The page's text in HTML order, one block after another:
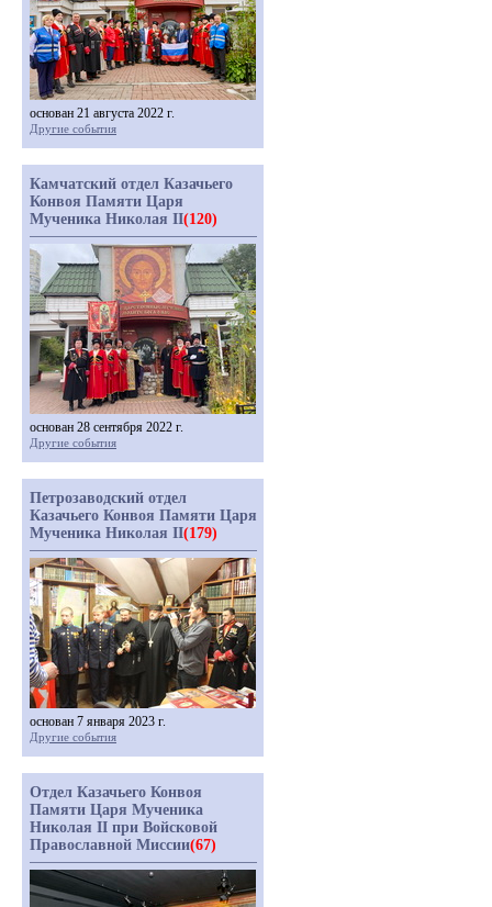
основан 21 августа 2022 г.
Другие события
Камчатский отдел Казачьего
Конвоя Памяти Царя
Мученика Николая II(120)
основан 28 сентября 2022 г.
Другие события
Петрозаводский отдел
Казачьего Конвоя Памяти Царя
Мученика Николая II(179)
основан 7 января 2023 г.
Другие события
Отдел Казачьего Конвоя
Памяти Царя Мученика
Николая II при Войсковой
Православной Миссии(67)